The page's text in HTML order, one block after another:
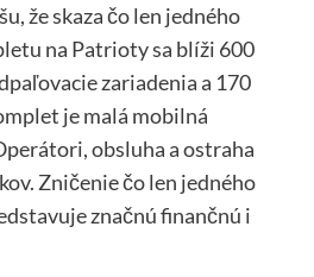
že skaza čo len jedného
na Patrioty sa blíži 600
zariadenia a 170
je malá mobilná
obsluha a ostraha
Zničenie čo len jedného
značnú finančnú i